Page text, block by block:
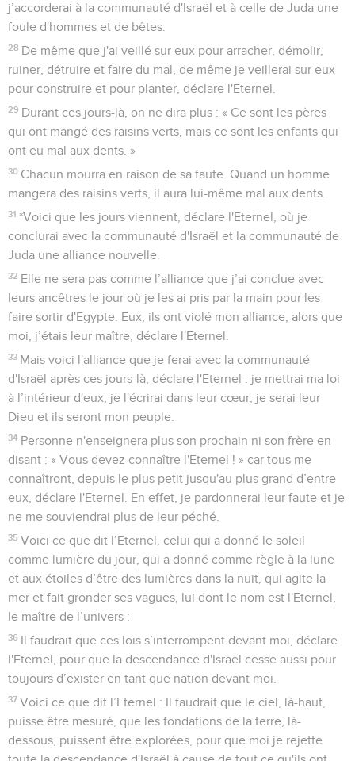
j’accorderai à la communauté d'Israël et à celle de Juda une
foule d'hommes et de bêtes.
28 De même que j'ai veillé sur eux pour arracher, démolir,
ruiner, détruire et faire du mal, de même je veillerai sur eux
pour construire et pour planter, déclare l'Eternel.
29 Durant ces jours-là, on ne dira plus : « Ce sont les pères
qui ont mangé des raisins verts, mais ce sont les enfants qui
ont eu mal aux dents. »
30 Chacun mourra en raison de sa faute. Quand un homme
mangera des raisins verts, il aura lui-même mal aux dents.
31 *Voici que les jours viennent, déclare l'Eternel, où je
conclurai avec la communauté d'Israël et la communauté de
Juda une alliance nouvelle.
32 Elle ne sera pas comme l’alliance que j’ai conclue avec
leurs ancêtres le jour où je les ai pris par la main pour les
faire sortir d'Egypte. Eux, ils ont violé mon alliance, alors que
moi, j’étais leur maître, déclare l'Eternel.
33 Mais voici l'alliance que je ferai avec la communauté
d'Israël après ces jours-là, déclare l'Eternel : je mettrai ma loi
à l’intérieur d'eux, je l'écrirai dans leur cœur, je serai leur
Dieu et ils seront mon peuple.
34 Personne n'enseignera plus son prochain ni son frère en
disant : « Vous devez connaître l'Eternel ! » car tous me
connaîtront, depuis le plus petit jusqu'au plus grand d’entre
eux, déclare l'Eternel. En effet, je pardonnerai leur faute et je
ne me souviendrai plus de leur péché.
35 Voici ce que dit l’Eternel, celui qui a donné le soleil
comme lumière du jour, qui a donné comme règle à la lune
et aux étoiles d’être des lumières dans la nuit, qui agite la
mer et fait gronder ses vagues, lui dont le nom est l'Eternel,
le maître de l’univers :
36 Il faudrait que ces lois s’interrompent devant moi, déclare
l'Eternel, pour que la descendance d'Israël cesse aussi pour
toujours d’exister en tant que nation devant moi.
37 Voici ce que dit l’Eternel : Il faudrait que le ciel, là-haut,
puisse être mesuré, que les fondations de la terre, là-
dessous, puissent être explorées, pour que moi je rejette